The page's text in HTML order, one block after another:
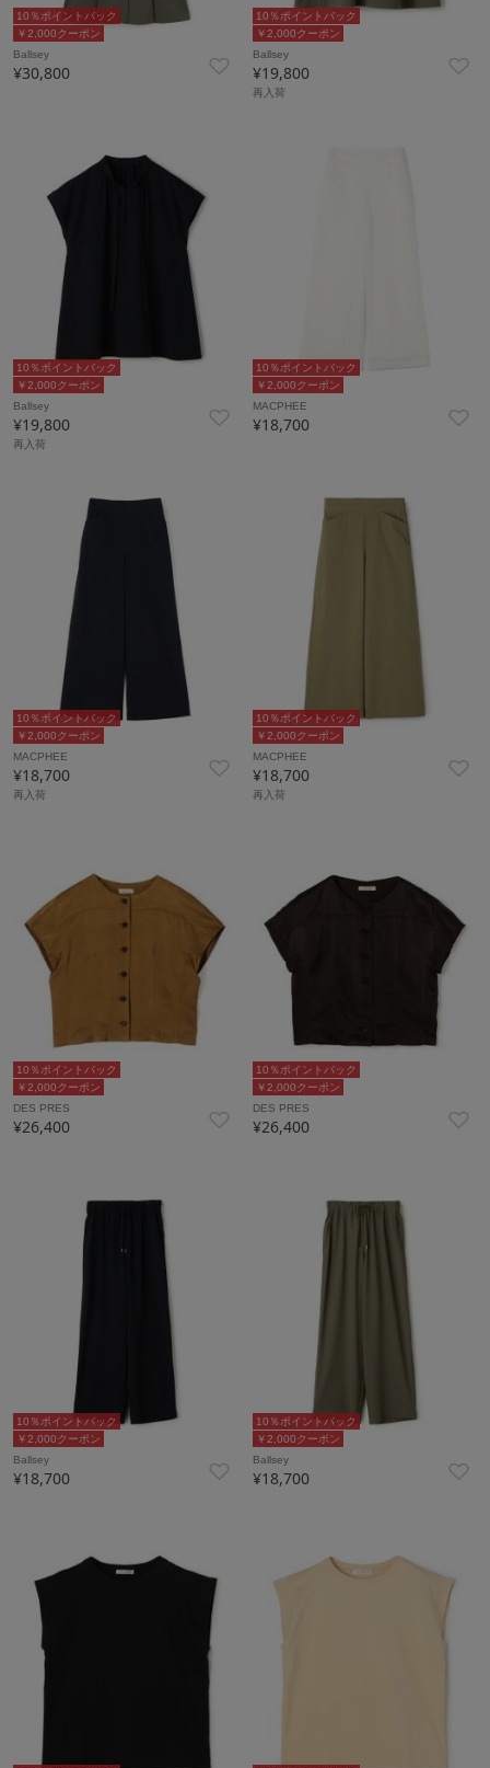
￥2,000クーポン
10％ポイントバック
Ballsey
¥30,800
￥2,000クーポン
10％ポイントバック
Ballsey
¥19,800
再入荷
￥2,000クーポン
10％ポイントバック
Ballsey
¥19,800
再入荷
￥2,000クーポン
10％ポイントバック
MACPHEE
¥18,700
￥2,000クーポン
10％ポイントバック
MACPHEE
¥18,700
再入荷
￥2,000クーポン
10％ポイントバック
MACPHEE
¥18,700
再入荷
￥2,000クーポン
10％ポイントバック
DES PRES
¥26,400
￥2,000クーポン
10％ポイントバック
DES PRES
¥26,400
￥2,000クーポン
10％ポイントバック
Ballsey
¥18,700
￥2,000クーポン
10％ポイントバック
Ballsey
¥18,700